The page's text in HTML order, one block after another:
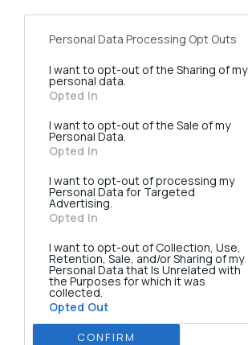
Personal Data Processing Opt Outs
I want to opt-out of the Sharing of my
personal data.
Opted In
I want to opt-out of the Sale of my
Personal Data.
Opted In
I want to opt-out of processing my
Personal Data for Targeted
Advertising.
Opted In
I want to opt-out of Collection, Use,
Retention, Sale, and/or Sharing of my
Personal Data that Is Unrelated with
the Purposes for which it was
collected.
Opted Out
CONFIRM
Νευροδιέγερση
Ραδιοσυχνότητες
Μεγενθυντικοί φακοί
Διεγχειρητική Παραθορμόνη
Φθορισμός παραθυρεοειδών
Παραθυρεοειδεκτομή υπό τοπική
Διαστοματική θυρεοειδεκτομή
Τεχνητή νοημοσύνη & Θυρεοειδής